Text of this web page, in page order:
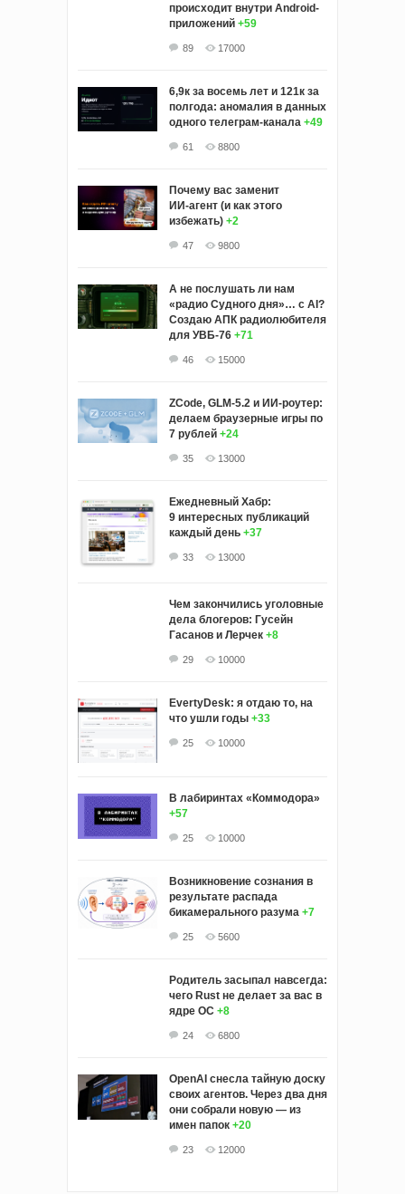
происходит внутри Android-
приложений +59
89 17000
6,9к за восемь лет и 121к за
полгода: аномалия в данных
одного телеграм-канала +49
61 8800
Почему вас заменит
ИИ‑агент (и как этого
избежать) +2
47 9800
А не послушать ли нам
«радио Судного дня»… с AI?
Создаю АПК радиолюбителя
для УВБ-76 +71
46 15000
ZCode, GLM-5.2 и ИИ-роутер:
делаем браузерные игры по
7 рублей +24
35 13000
Ежедневный Хабр:
9 интересных публикаций
каждый день +37
33 13000
Чем закончились уголовные
дела блогеров: Гусейн
Гасанов и Лерчек +8
29 10000
EvertyDesk: я отдаю то, на
что ушли годы +33
25 10000
В лабиринтах «Коммодора»
+57
25 10000
Возникновение сознания в
результате распада
бикамерального разума +7
25 5600
Родитель засыпал навсегда:
чего Rust не делает за вас в
ядре ОС +8
24 6800
OpenAI снесла тайную доску
своих агентов. Через два дня
они собрали новую — из
имен папок +20
23 12000